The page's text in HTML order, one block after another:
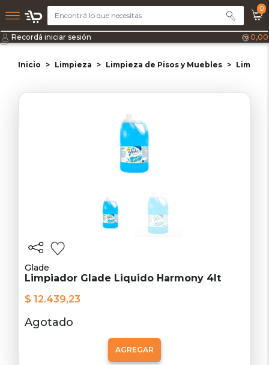
0
Recordá iniciar sesión 0,00
Inicio Limpieza Limpieza de Pisos y Muebles
Glade
Limpiador Glade Liquido Harmony 4lt
$ 12.439,23
Agotado
AGREGAR